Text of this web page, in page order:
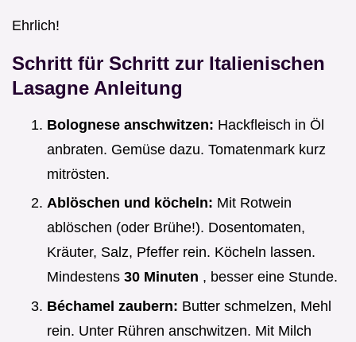
Ehrlich!
Schritt für Schritt zur Italienischen
Lasagne Anleitung
Bolognese anschwitzen: Hackfleisch in Öl
anbraten. Gemüse dazu. Tomatenmark kurz
mitrösten.
Ablöschen und köcheln: Mit Rotwein
ablöschen (oder Brühe!). Dosentomaten,
Kräuter, Salz, Pfeffer rein. Köcheln lassen.
Mindestens 30 Minuten , besser eine Stunde.
Béchamel zaubern: Butter schmelzen, Mehl
rein. Unter Rühren anschwitzen. Mit Milch